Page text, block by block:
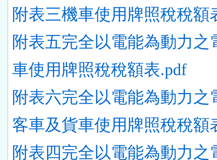
附表三機車使用牌照稅稅額
附表五完全以電能為動力之
車使用牌照稅稅額表.pdf
附表六完全以電能為動力之
客車及貨車使用牌照稅稅額
附表四完全以電能為動力之